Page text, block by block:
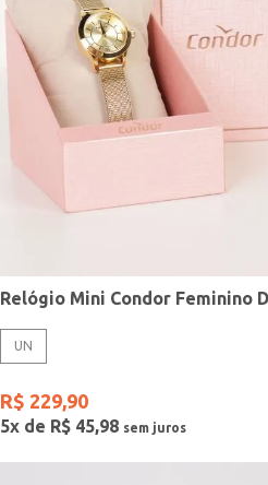
UN
R$ 229,90
5x de R$ 45,98